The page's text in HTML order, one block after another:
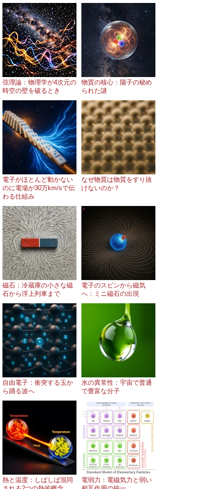
弦理論：物理学が4次元の
時空の壁を破るとき
物質の核心：陽子の秘め
られた謎
電子がほとんど動かない
のに電場が30万km/sで伝
わる仕組み
なぜ物質は物質をすり抜
けないのか？
磁石：冷蔵庫の小さな磁
石から浮上列車まで
電子のスピンから磁気
へ：ミニ磁石の出現
自由電子：衝突する玉か
ら踊る波へ
水の異常性：宇宙で普通
で豊富な分子
熱と温度：しばしば混同
電弱力：電磁気力と弱い